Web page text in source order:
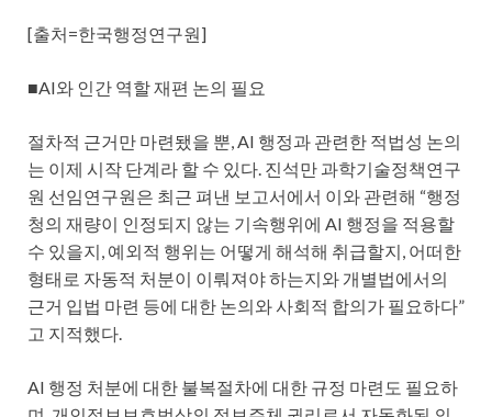
[출처=한국행정연구원]
■AI와 인간 역할 재편 논의 필요
절차적 근거만 마련됐을 뿐, AI 행정과 관련한 적법성 논의
는 이제 시작 단계라 할 수 있다. 진석만 과학기술정책연구
원 선임연구원은 최근 펴낸 보고서에서 이와 관련해 “행정
청의 재량이 인정되지 않는 기속행위에 AI 행정을 적용할
수 있을지, 예외적 행위는 어떻게 해석해 취급할지, 어떠한
형태로 자동적 처분이 이뤄져야 하는지와 개별법에서의
근거 입법 마련 등에 대한 논의와 사회적 합의가 필요하다”
고 지적했다.
AI 행정 처분에 대한 불복절차에 대한 규정 마련도 필요하